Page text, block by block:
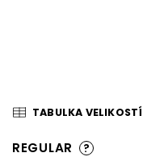
TABULKA VELIKOSTÍ
REGULAR ?